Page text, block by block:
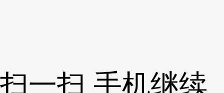
扫一扫 手机继续